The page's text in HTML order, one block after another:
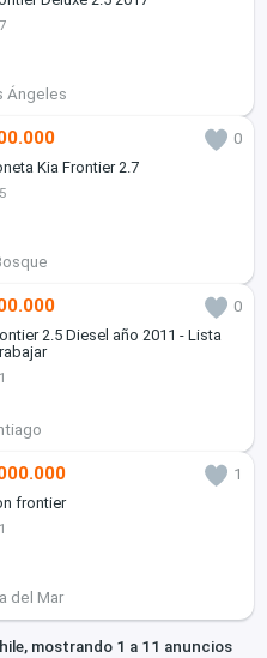
Ángeles
0
Kia Frontier 2.7
0
2.5 Diesel año 2011 - Lista
1
frontier
del Mar
mostrando 1 a 11 anuncios